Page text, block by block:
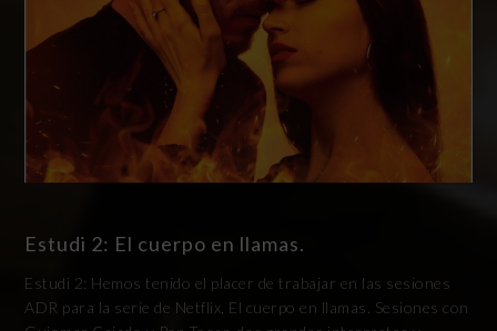
Estudi 2: El cuerpo en llamas.
Estudi 2: Hemos tenido el placer de trabajar en las sesiones
ADR para la serie de Netflix, El cuerpo en llamas. Sesiones con